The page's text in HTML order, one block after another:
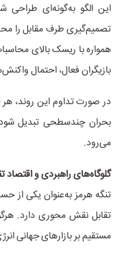
این الگو به‌گونه‌ای طراحی
تصمیم‌گیری طرف مقابل را
همواره با ریسک بالای
بازیگران فعال، احتمال
در صورت تداوم این روند،
بحران چندسطحی تبدیل
می‌رود.
گلوگاه‌های راهبردی و اقتصاد
تنگه هرمز به‌عنوان یکی از
تقابل نقش محوری دارد.
مستقیم بر بازارهای جهانی